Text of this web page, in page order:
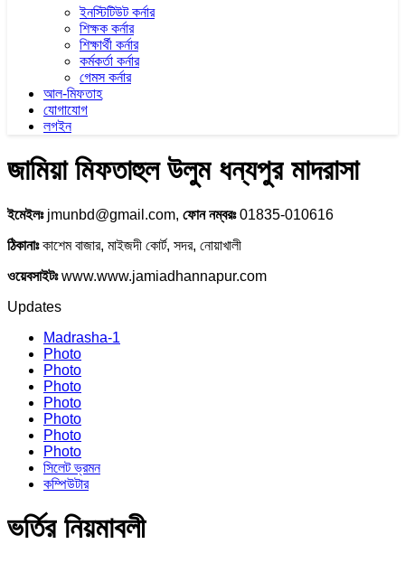
ইনস্টিটিউট কর্নার
শিক্ষক কর্নার
শিক্ষার্থী কর্নার
কর্মকর্তা কর্নার
গেমস কর্নার
আল-মিফতাহ
যোগাযোগ
লগইন
জামিয়া মিফতাহুল উলুম ধন্যপুর মাদরাসা
ইমেইলঃjmunbd@gmail.com, ফোন নম্বরঃ01835-010616
ঠিকানাঃকাশেম বাজার, মাইজদী কোর্ট, সদর, নোয়াখালী
ওয়েবসাইটঃwww.www.jamiadhannapur.com
Updates
Madrasha-1
Photo
Photo
Photo
Photo
Photo
Photo
Photo
সিলেট ভ্রমন
কম্পিউটার
ভর্তির নিয়মাবলী